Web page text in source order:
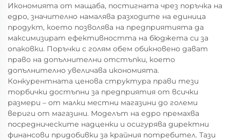
Икономията от мащаба, постигната чрез поръчка на
едро, значително намалява разходите на единица
продукт, което позволява на предприятията да
максимизират ефективността на бюджета си за
опаковки. Поръчки с голям обем обикновено дават
право на допълнителни отстъпки, което
допълнително увеличава икономията.
Конкурентната ценова структура прави тези
торбички достъпни за предприятия от всички
размери – от малки местни магазини до големи
вериги от магазини. Моделът на едро премахва
посредническите надценки и осигурява директни
финансови придобивки за крайния потребител. Тази